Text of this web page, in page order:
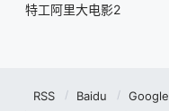
特工阿里大电影2
RSS Baidu Google